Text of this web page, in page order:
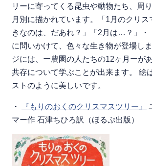
リーに寄ってくる昆虫や動物たち、周
月別に描かれています。「1月のクリス
きなのは、だあれ？」「2月は…？」・
に問いかけて、色々な生き物が登場し
ジには、ー農園の人たちの12ヶ月ーが
共存について学ぶことが出来ます。 絵
ストのように美しいです。
・ 『もりのおくのクリスマスツリー』
マー作 石津ちひろ訳（ほるぷ出版）